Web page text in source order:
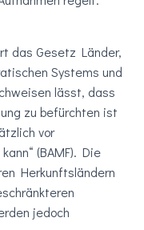
das Gesetz Länder,
Systems und
lässt, dass
zu befürchten ist
vor
(BAMF). Die
Herkunftsländern
jedoch